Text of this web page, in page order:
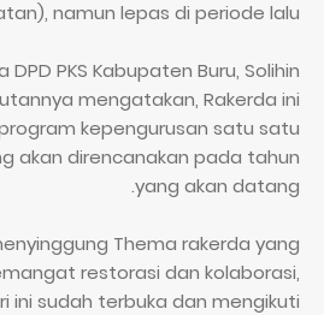
namun lepas di periode lalu.
PKS Kabupaten Buru, Solihin
mengatakan, Rakerda ini
kepengurusan satu satu
akan direncanakan pada tahun
yang akan datang.
Thema rakerda yang
restorasi dan kolaborasi,
ini sudah terbuka dan mengikuti